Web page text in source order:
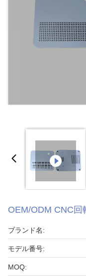
OEM/ODM CNC回
ブランド名:
モデル番号:
MOQ: